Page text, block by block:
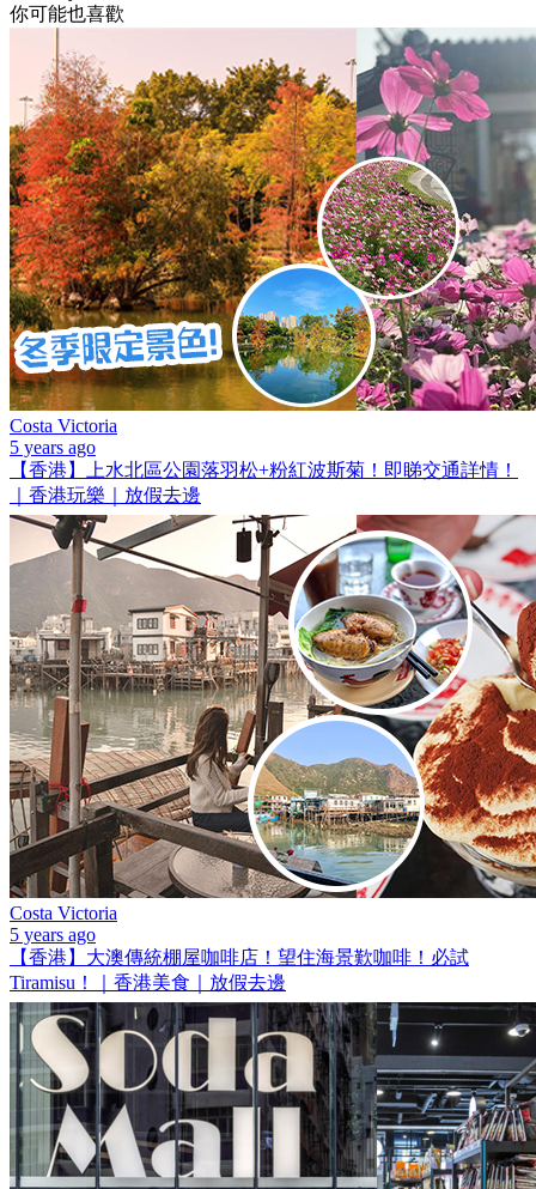
你可能也喜歡
Costa Victoria
5 years ago
【香港】上水北區公園落羽松+粉紅波斯菊！即睇交通詳情！
｜香港玩樂｜放假去邊
Costa Victoria
5 years ago
【香港】大澳傳統棚屋咖啡店！望住海景歎咖啡！必試
Tiramisu！｜香港美食｜放假去邊